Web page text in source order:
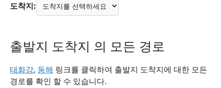
도착지:
출발지 도착지 의 모든 경로
태화강, 동해 링크를 클릭하여 출발지 도착지에 대한 모든
경로를 확인 할 수 있습니다.